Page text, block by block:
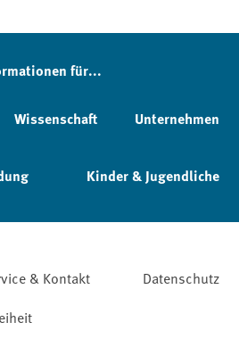
für...
Wissenschaft Unternehmen
Kinder & Jugendliche
& Kontakt
Datenschutz